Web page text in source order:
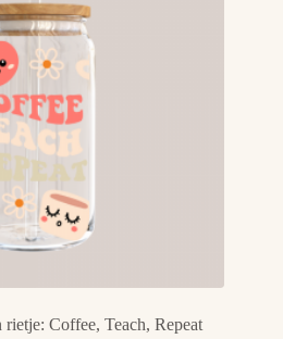
Coffee, Teach, Repeat